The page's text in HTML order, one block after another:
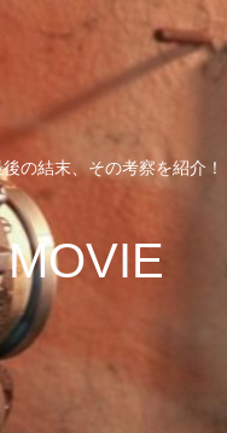
の結末、その考察を紹介！